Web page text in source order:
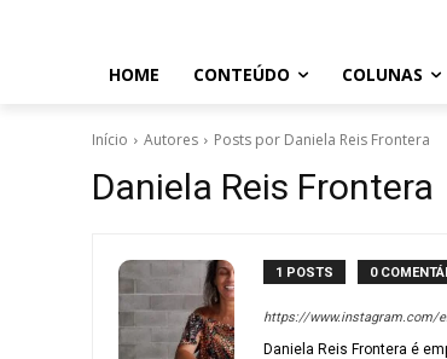
HOME CONTEÚDO COLUNAS
Início Autores Posts por Daniela Reis Frontera
Daniela Reis Frontera
1 POSTS 0
https://www.instagram.com/
Daniela Reis Frontera é